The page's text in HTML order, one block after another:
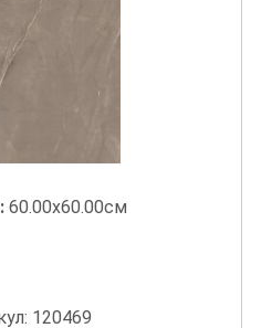
60.00x60.00см
120469